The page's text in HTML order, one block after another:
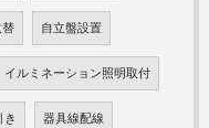
替 自立盤設置
イルミネーション照明取付
き 器具線配線